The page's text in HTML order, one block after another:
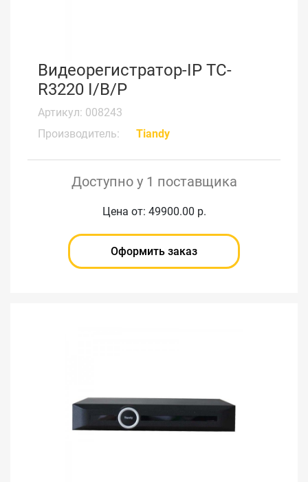
Видеорегистратор-IP TC-
R3220 I/B/P
Артикул: 008243
Производитель:
Tiandy
Доступно у 1 поставщика
Цена от: 49900.00 р.
Оформить заказ